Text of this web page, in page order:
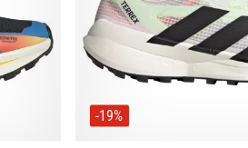
-19%